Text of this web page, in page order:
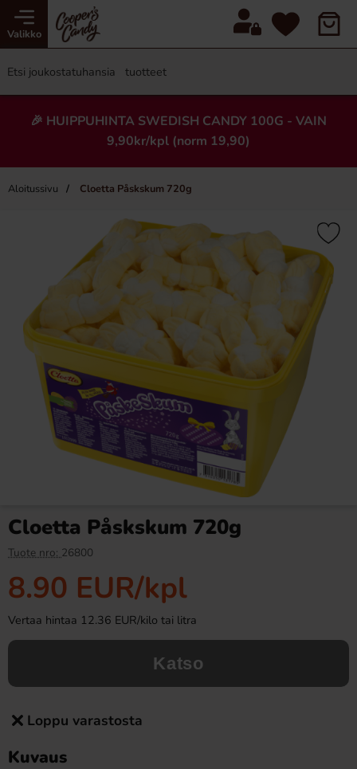
Valikko
🎉 HUIPPUHINTA SWEDISH CANDY 100G - VAIN
9,90kr/kpl (norm 19,90)
Aloitussivu Cloetta Påskskum 720g
×
Milky Way Minis 333g
Osta
Fanta Crimson Cherry 50cl
Cloetta Påskskum 720g
Tuote nro: 26800
8.90 EUR/kpl
Vertaa hintaa 12.36 EUR/kilo tai litra
Katso
Loppu varastosta
Kuvaus